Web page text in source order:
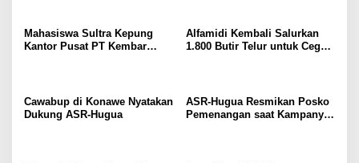
Mahasiswa Sultra Kepung
Kantor Pusat PT Kembar
Alfamidi Kembali Salurkan
1.800 Butir Telur untuk Cegah
Cawabup di Konawe Nyatakan
Dukung ASR-Hugua
ASR-Hugua Resmikan Posko
Pemenangan saat Kampanye